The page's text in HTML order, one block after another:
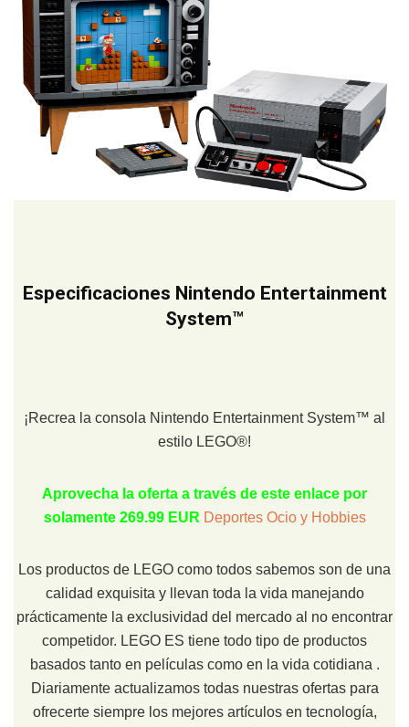
Especificaciones Nintendo Entertainment
System™
¡Recrea la consola Nintendo Entertainment System™ al
estilo LEGO®!
Aprovecha la oferta a través de este enlace por
solamente 269.99 EUR Deportes Ocio y Hobbies
Los productos de LEGO como todos sabemos son de una
calidad exquisita y llevan toda la vida manejando
prácticamente la exclusividad del mercado al no encontrar
competidor. LEGO ES tiene todo tipo de productos
basados tanto en películas como en la vida cotidiana .
Diariamente actualizamos todas nuestras ofertas para
ofrecerte siempre los mejores artículos en tecnología,